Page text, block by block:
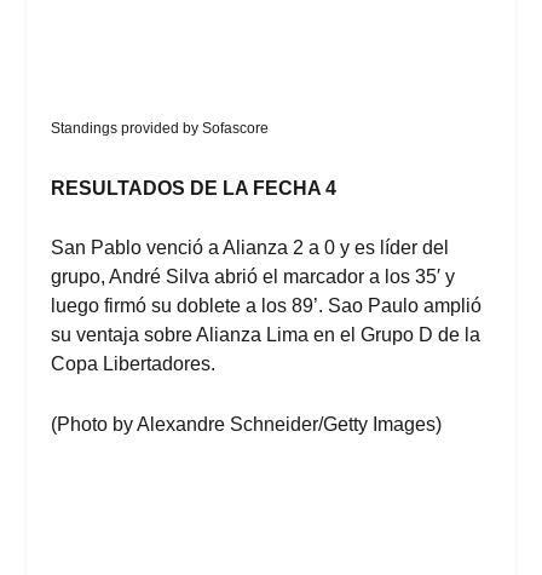
Standings provided bySofascore
RESULTADOS DE LA FECHA 4
San Pablo venció a Alianza 2 a 0 y es líder del
grupo, André Silva abrió el marcador a los 35′ y
luego firmó su doblete a los 89’. Sao Paulo amplió
su ventaja sobre Alianza Lima en el Grupo D de la
Copa Libertadores.
(Photo by Alexandre Schneider/Getty Images)